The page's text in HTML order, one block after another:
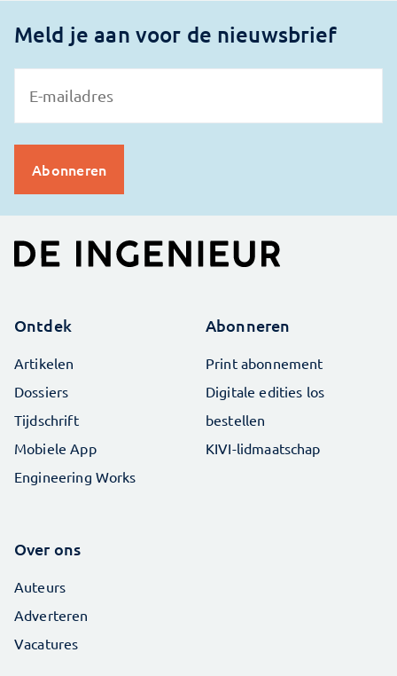
Meld je aan voor de nieuwsbrief
Ontdek
Artikelen
Dossiers
Tijdschrift
Mobiele App
Engineering Works
Abonneren
Print abonnement
Digitale edities los
bestellen
KIVI-lidmaatschap
Over ons
Auteurs
Adverteren
Vacatures